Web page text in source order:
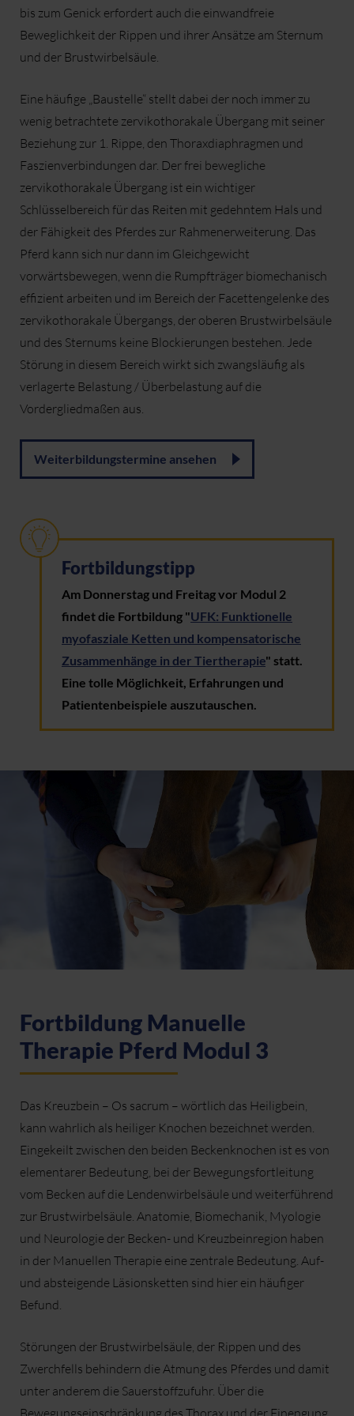
bis zum Genick erfordert auch die einwandfreie
Beweglichkeit der Rippen und ihrer Ansätze am Sternum
und der Brustwirbelsäule.
Eine häufige „Baustelle“ stellt dabei der noch immer zu
wenig betrachtete zervikothorakale Übergang mit seiner
Beziehung zur 1. Rippe, den Thoraxdiaphragmen und
Faszienverbindungen dar. Der frei bewegliche
zervikothorakale Übergang ist ein wichtiger
Schlüsselbereich für das Reiten mit gedehntem Hals und
der Fähigkeit des Pferdes zur Rahmenerweiterung. Das
Pferd kann sich nur dann im Gleichgewicht
vorwärtsbewegen, wenn die Rumpfträger biomechanisch
effizient arbeiten und im Bereich der Facettengelenke des
zervikothorakale Übergangs, der oberen Brustwirbelsäule
und des Sternums keine Blockierungen bestehen. Jede
Störung in diesem Bereich wirkt sich zwangsläufig als
verlagerte Belastung / Überbelastung auf die
Vordergliedmaßen aus.
Weiterbildungstermine ansehen
Fortbildungstipp
Am Donnerstag und Freitag vor Modul 2
findet die Fortbildung "UFK: Funktionelle
myofasziale Ketten und kompensatorische
Zusammenhänge in der Tiertherapie" statt.
Eine tolle Möglichkeit, Erfahrungen und
Patientenbeispiele auszutauschen.
Fortbildung Manuelle
Therapie Pferd Modul 3
Das Kreuzbein – Os sacrum – wörtlich das Heiligbein,
kann wahrlich als heiliger Knochen bezeichnet werden.
Eingekeilt zwischen den beiden Beckenknochen ist es von
elementarer Bedeutung, bei der Bewegungsfortleitung
vom Becken auf die Lendenwirbelsäule und weiterführend
zur Brustwirbelsäule. Anatomie, Biomechanik, Myologie
und Neurologie der Becken- und Kreuzbeinregion haben
in der Manuellen Therapie eine zentrale Bedeutung. Auf-
und absteigende Läsionsketten sind hier ein häufiger
Befund.
Störungen der Brustwirbelsäule, der Rippen und des
Zwerchfells behindern die Atmung des Pferdes und damit
unter anderem die Sauerstoffzufuhr. Über die